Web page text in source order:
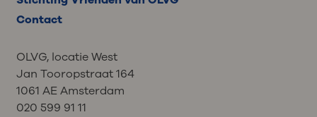
Contact
OLVG, locatie West
Jan Tooropstraat 164
1061 AE Amsterdam
020 599 91 11